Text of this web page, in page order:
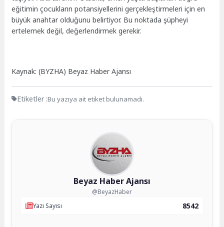
eğitimin çocukların potansiyellerini gerçekleştirmeleri için en
büyük anahtar olduğunu belirtiyor. Bu noktada şüpheyi
ertelemek değil, değerlendirmek gerekir.
Kaynak: (BYZHA) Beyaz Haber Ajansı
Etiketler :Bu yazıya ait etiket bulunamadı.
Beyaz Haber Ajansı
@BeyazHaber
Yazı Sayısı
8542